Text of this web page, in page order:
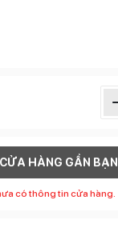
CỬA HÀNG GẦN BẠN
có thông tin cửa hàng.